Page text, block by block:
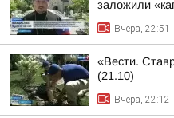
заложили
Вчера, 22:51
«Вести.
(21.10)
Вчера, 22:12